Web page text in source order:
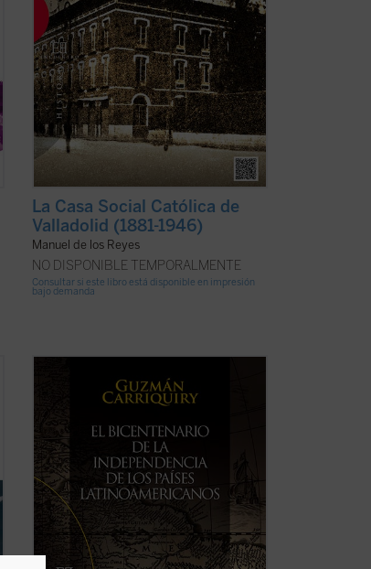
La Casa Social Católica de
Valladolid (1881-1946)
Manuel de los Reyes
NO DISPONIBLE TEMPORALMENTE
Consultar si este libro está disponible en impresión
bajo demanda
Prólogo de Jorge Mario Bergoglio.
Sobre la base de numerosas
historiográficas, este libro propone un
juicio sintético sobre los criterios
fundamentales para afrontar las actuales
conmemoraciones y ...(ver ficha)